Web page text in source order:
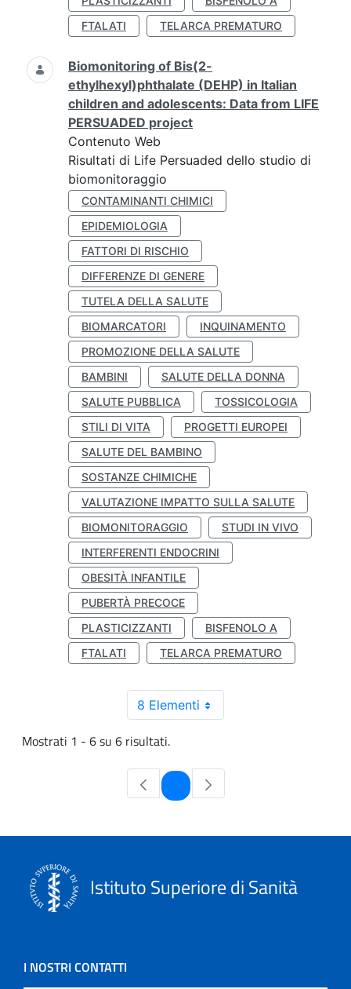
FTALATI
TELARCA PREMATURO
Biomonitoring of Bis(2-
ethylhexyl)phthalate (DEHP) in Italian
children and adolescents: Data from LIFE
PERSUADED project
Contenuto Web
Risultati di Life Persuaded dello studio di
biomonitoraggio
CONTAMINANTI CHIMICI
EPIDEMIOLOGIA
FATTORI DI RISCHIO
DIFFERENZE DI GENERE
TUTELA DELLA SALUTE
BIOMARCATORI
INQUINAMENTO
PROMOZIONE DELLA SALUTE
BAMBINI
SALUTE DELLA DONNA
SALUTE PUBBLICA
TOSSICOLOGIA
STILI DI VITA
PROGETTI EUROPEI
SALUTE DEL BAMBINO
SOSTANZE CHIMICHE
VALUTAZIONE IMPATTO SULLA SALUTE
BIOMONITORAGGIO
STUDI IN VIVO
INTERFERENTI ENDOCRINI
OBESITÀ INFANTILE
PUBERTÀ PRECOCE
PLASTICIZZANTI
BISFENOLO A
FTALATI
TELARCA PREMATURO
8 Elementi
Mostrati 1 - 6 su 6 risultati.
Pagina
Istituto Superiore di Sanità
I NOSTRI CONTATTI